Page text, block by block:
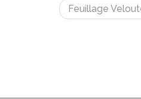
Feuillage